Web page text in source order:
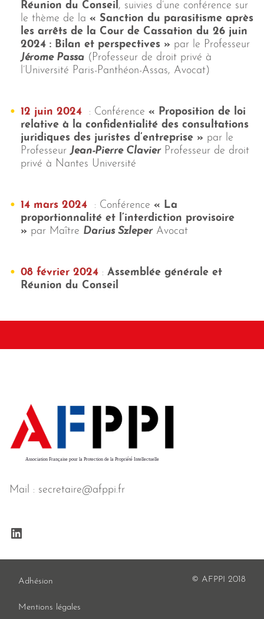
Réunion du Conseil, suivies d’une conférence sur
le thème de la « Sanction du parasitisme après
les arrêts de la Cour de Cassation du 26 juin
2024 : Bilan et perspectives » par le Professeur
Jérome Passa (Professeur de droit privé à
l’Université Paris-Panthéon-Assas, Avocat)
12 juin 2024 : Conférence « Proposition de loi
relative à la confidentialité des consultations
juridiques des juristes d’entreprise » par le
ProfesseurJean-Pierre ClavierProfesseur de droit
privé à Nantes Université
14 mars 2024 : Conférence « La
proportionnalité et l’interdiction provisoire
» par Maître Darius SzleperAvocat
08 février 2024 : Assemblée générale et
Réunion du Conseil
Association Française pour la Protection de la Propriété Intellectuelle
Mail : secretaire@afppi.fr
LinkedIn
Adhésion
Mentions légales
© AFPPI 2018